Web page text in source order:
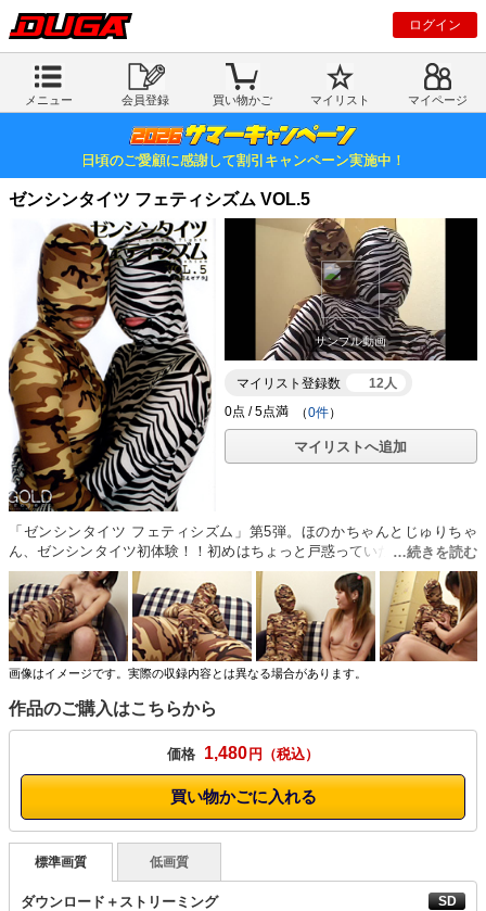
ログイン
メニュー 会員登録 買い物かご マイリスト マイページ
日頃のご愛顧に感謝して割引キャンペーン実施中！
ゼンシンタイツ フェティシズム VOL.5
サンプル動画
マイリスト登録数
12人
（0件）
マイリストへ追加
「ゼンシンタイツ フェティシズム」第5弾。ほのかちゃんとじゅりちゃ
ん、ゼンシンタイツ初体験！！初めはちょっと戸惑っていたけど、いざ着
替えてみると…気持ちが良くなって来て、2人でお互いに触りあってみた
りする。そしてゼンタイにつつまれた男性器を見て…。
画像はイメージです。実際の収録内容とは異なる場合があります。
作品のご購入はこちらから
価格 1,480 円
買い物かごに入れる
標準画質 低画質
ダウンロード＋ストリーミング